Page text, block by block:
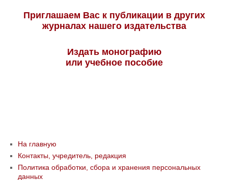
Приглашаем Вас к публикации в других
журналах нашего издательства
Издать монографию
или учебное пособие
На главную
Контакты, учредитель, редакция
Политика обработки, сбора и хранения персональных
данных